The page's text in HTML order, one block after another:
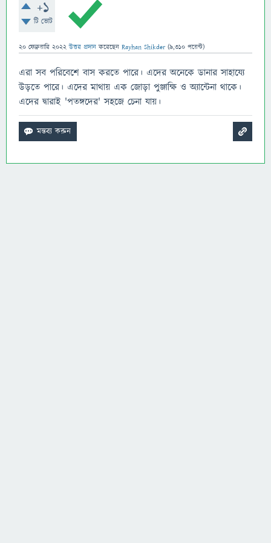
+1
টি ভোট
20 ফেব্রুয়ারি 2022 উত্তর প্রদান করেছেন Rayhan Shikder (9,310 পয়েন্ট)
এরা সব পরিবেশে বাস করতে পারে। এদের অনেকে ডানার সাহায্যে
উড়তে পারে। এদের মাথায় এক জোড়া পুঞ্জাক্ষি ও অ্যান্টেনা থাকে।
এদের দ্বারাই 'পতঙ্গদের' সহজে চেনা যায়।